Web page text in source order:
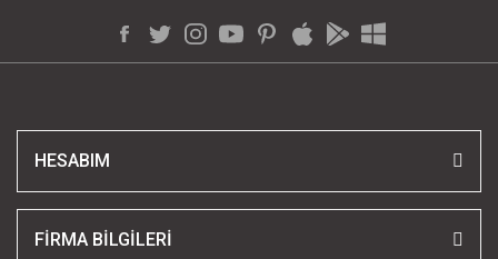
HESABIM
FİRMA BİLGİLERİ